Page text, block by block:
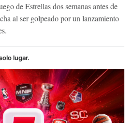
de Estrellas dos semanas antes de
al ser golpeado por un lanzamiento
lugar.